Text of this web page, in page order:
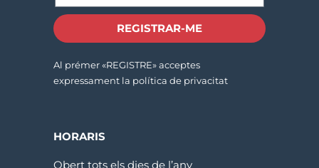
REGISTRAR-ME
Al prémer «REGISTRE» acceptes
expressament la política de privacitat
HORARIS
Obert tots els dies de l’any